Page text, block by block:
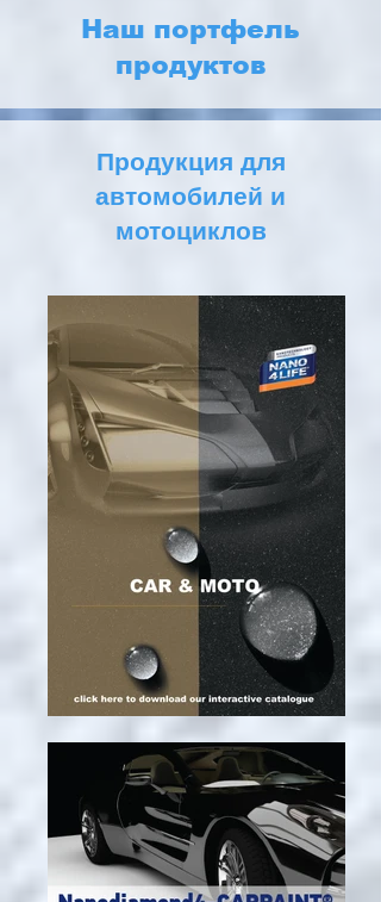
Наш портфель
продуктов
Продукция для
автомобилей и
мотоциклов